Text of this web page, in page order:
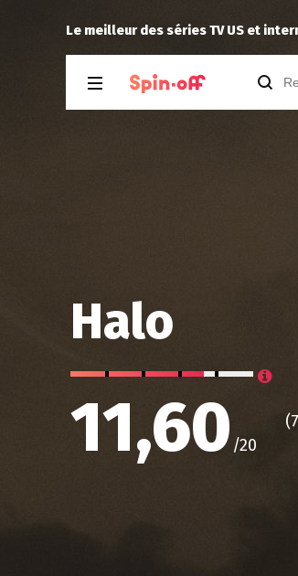
Le meilleur des séries TV US et
Halo
11,60 /20
(